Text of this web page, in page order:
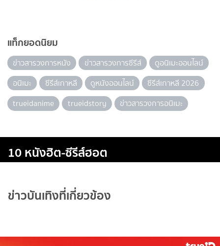
แท็กยอดนิยม
ข่าวสารวงการหนัง ข่าวสารวงการซีรีส์
ดูอนิเมะออนไลน์
อนิเมะ
ซีรีส์เกาหลี ดูหนังออนไลน์
ซีรีส์เกาหลี 2026
trueidanime
trueidstory ข่าวสารวงการอนิเมะ
10 หนังฮิต-ซีรีส์ฮอต
ข่าวบันเทิงที่เกี่ยวข้อง